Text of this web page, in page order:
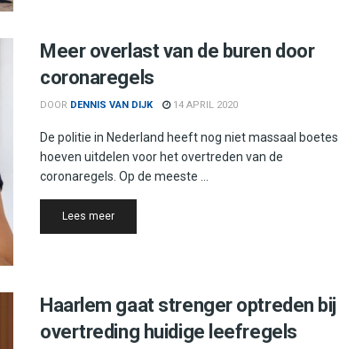
Meer overlast van de buren door
coronaregels
DOOR DENNIS VAN DIJK 14 APRIL 2020
De politie in Nederland heeft nog niet massaal boetes
hoeven uitdelen voor het overtreden van de
coronaregels. Op de meeste ...
Lees meerDetails
Haarlem gaat strenger optreden bij
overtreding huidige leefregels